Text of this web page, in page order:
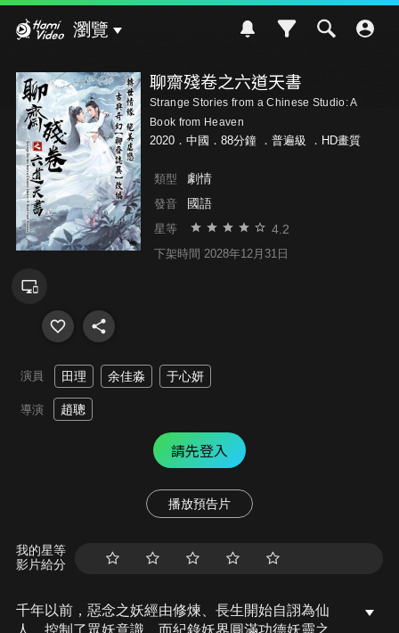
瀏覽
聊齋殘卷之六道天書
Strange Stories from a Chinese Studio: A
Book from Heaven
2020．中國．88分鐘 ． 普遍級 ．HD畫質
類型 劇情
發音 國語
星等 4.2
下架時間 2028年12月31日
演員 田理 余佳淼 于心妍
導演 趙聰
請先登入
播放預告片
我的星等
影片給分
千年以前，惡念之妖經由修煉、長生開始自詡為仙